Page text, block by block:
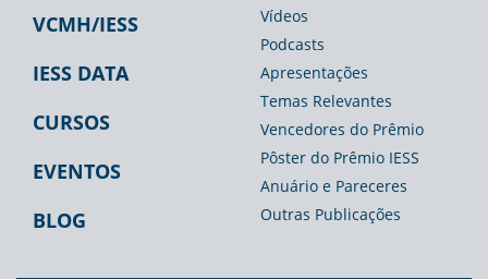
VCMH/IESS
IESS DATA
CURSOS
EVENTOS
BLOG
Vídeos
Podcasts
Apresentações
Temas Relevantes
Vencedores do Prêmio
Pôster do Prêmio IESS
Anuário e Pareceres
Outras Publicações